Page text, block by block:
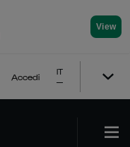
View
Accedi
IT